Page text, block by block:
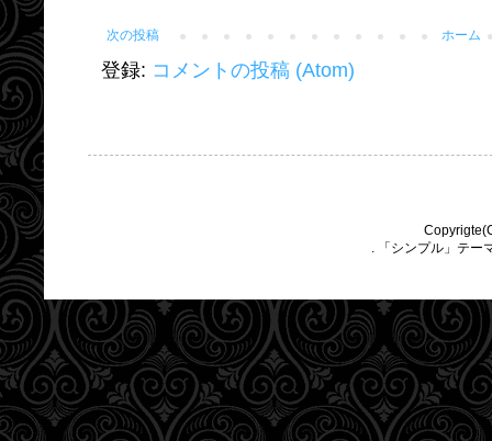
次の投稿 ホーム
登録: コメントの投稿 (Atom)
. 「シンプル」テー